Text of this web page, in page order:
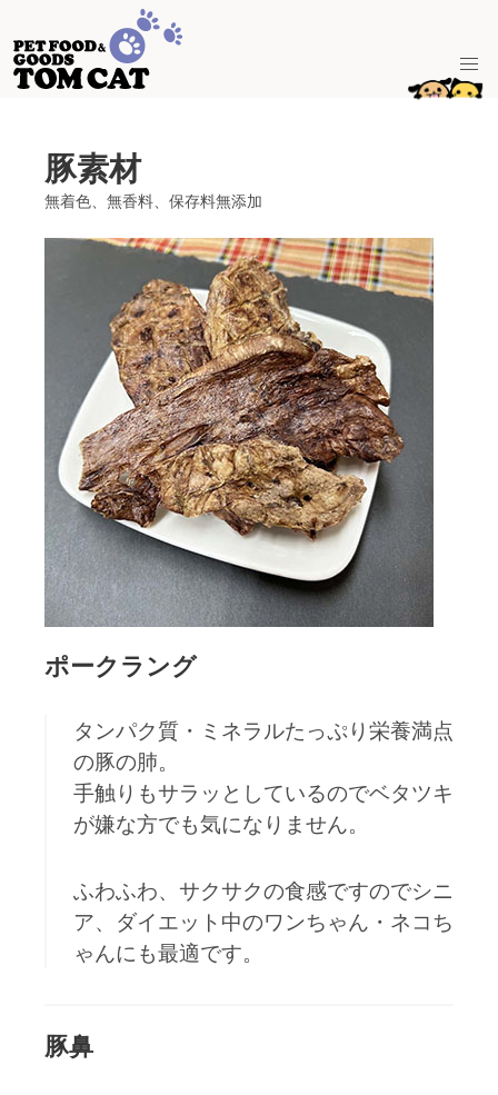
豚素材
無着色、無香料、保存料無添加
ポークラング
タンパク質・ミネラルたっぷり栄養満点
の豚の肺。
手触りもサラッとしているのでベタツキ
が嫌な方でも気になりません。
ふわふわ、サクサクの食感ですのでシニ
ア、ダイエット中のワンちゃん・ネコち
ゃんにも最適です。
豚鼻